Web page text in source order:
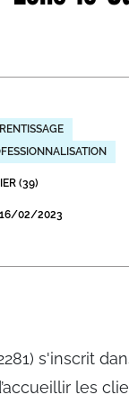
(39)
16/02/2023
s'inscrit
les